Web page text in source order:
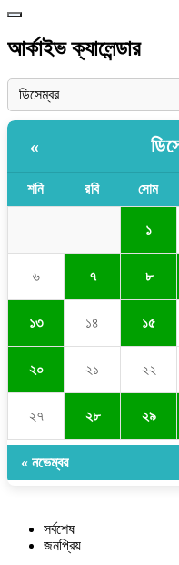
আর্কাইভ ক্যালেন্ডার
«
শনি রবি সোম
১
৬ ৭ ৮
১৩ ১৪ ১৫
২০ ২১ ২২
২৭ ২৮ ২৯
« নভেম্বর
সর্বশেষ
জনপ্রিয়